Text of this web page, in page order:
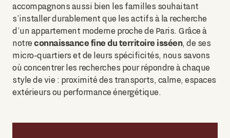
accompagnons aussi bien les familles souhaitant
s’installer durablement que les actifs à la recherche
d’un appartement moderne proche de Paris. Grâce à
notre connaissance fine du territoire isséen, de ses
micro-quartiers et de leurs spécificités, nous savons
où concentrer les recherches pour répondre à chaque
style de vie : proximité des transports, calme, espaces
extérieurs ou performance énergétique.